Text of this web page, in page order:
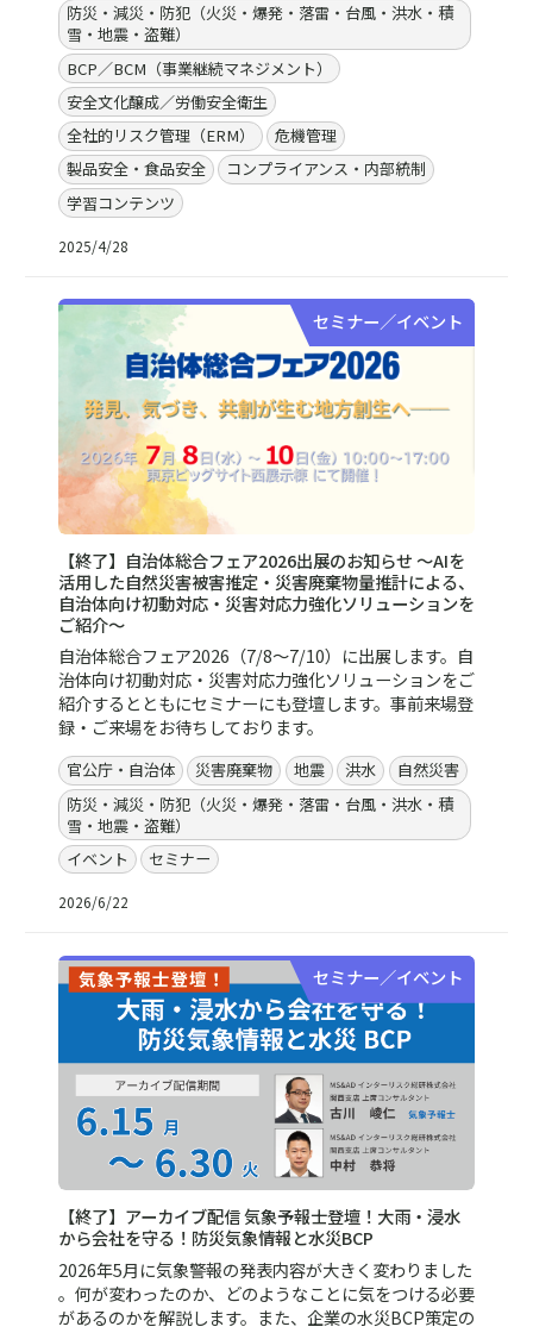
防災・減災・防犯（火災・爆発・落雷・台風・洪水・積
雪・地震・盗難）
BCP／BCM（事業継続マネジメント）
安全文化醸成／労働安全衛生
全社的リスク管理（ERM）
危機管理
製品安全・食品安全
コンプライアンス・内部統制
学習コンテンツ
2025/4/28
セミナー／イベント
【終了】自治体総合フェア2026出展のお知らせ ～AIを
活用した自然災害被害推定・災害廃棄物量推計による、
自治体向け初動対応・災害対応力強化ソリューションを
ご紹介～
自治体総合フェア2026（7/8～7/10）に出展します。自
治体向け初動対応・災害対応力強化ソリューションをご
紹介するとともにセミナーにも登壇します。事前来場登
録・ご来場をお待ちしております。
官公庁・自治体 災害廃棄物 地震 洪水
自然災害
防災・減災・防犯（火災・爆発・落雷・台風・洪水・積
雪・地震・盗難）
イベント
セミナー
2026/6/22
セミナー／イベント
【終了】アーカイブ配信 気象予報士登壇！大雨・浸水
から会社を守る！防災気象情報と水災BCP
2026年5月に気象警報の発表内容が大きく変わりました
。何が変わったのか、どのようなことに気をつける必要
があるのかを解説します。また、企業の水災BCP策定の